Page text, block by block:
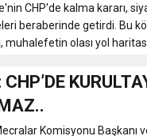
CUMHURİYET BAYRAMI
DUYURUSU
CHP'de kalma kararı,
beraberinde getirdi. Bu
olası yol haritası
Komisyonu Başkanı